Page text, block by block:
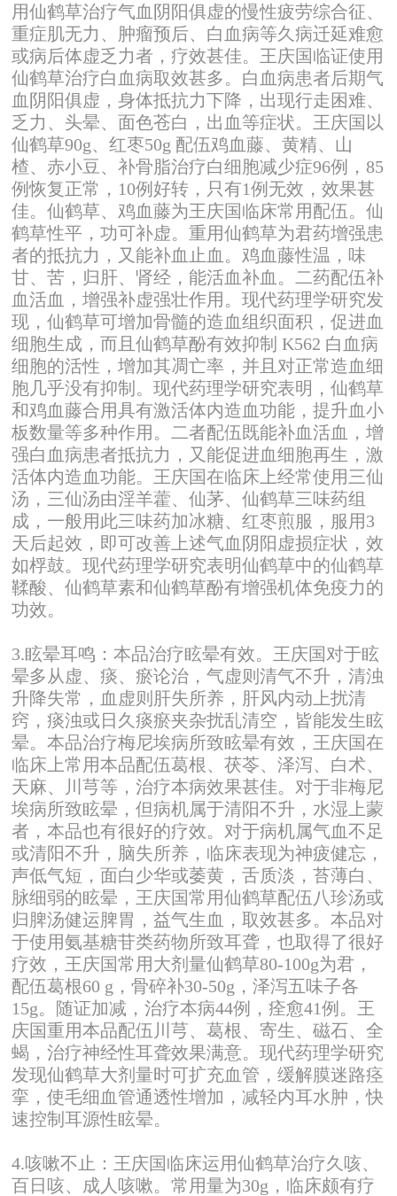
用仙鹤草治疗气血阴阳俱虚的慢性疲劳综合征、
重症肌无力、肿瘤预后、白血病等久病迁延难愈
或病后体虚乏力者，疗效甚佳。王庆国临证使用
仙鹤草治疗白血病取效甚多。白血病患者后期气
血阴阳俱虚，身体抵抗力下降，出现行走困难、
乏力、头晕、面色苍白，出血等症状。王庆国以
仙鹤草90g、红枣50g 配伍鸡血藤、黄精、山
楂、赤小豆、补骨脂治疗白细胞减少症96例，85
例恢复正常，10例好转，只有1例无效，效果甚
佳。仙鹤草、鸡血藤为王庆国临床常用配伍。仙
鹤草性平，功可补虚。重用仙鹤草为君药增强患
者的抵抗力，又能补血止血。鸡血藤性温，味
甘、苦，归肝、肾经，能活血补血。二药配伍补
血活血，增强补虚强壮作用。现代药理学研究发
现，仙鹤草可增加骨髓的造血组织面积，促进血
细胞生成，而且仙鹤草酚有效抑制 K562 白血病
细胞的活性，增加其凋亡率，并且对正常造血细
胞几乎没有抑制。现代药理学研究表明，仙鹤草
和鸡血藤合用具有激活体内造血功能，提升血小
板数量等多种作用。二者配伍既能补血活血，增
强白血病患者抵抗力，又能促进血细胞再生，激
活体内造血功能。王庆国在临床上经常使用三仙
汤，三仙汤由淫羊藿、仙茅、仙鹤草三味药组
成，一般用此三味药加冰糖、红枣煎服，服用3
天后起效，即可改善上述气血阴阳虚损症状，效
如桴鼓。现代药理学研究表明仙鹤草中的仙鹤草
鞣酸、仙鹤草素和仙鹤草酚有增强机体免疫力的
功效。
3.眩晕耳鸣：本品治疗眩晕有效。王庆国对于眩
晕多从虚、痰、瘀论治，气虚则清气不升，清浊
升降失常，血虚则肝失所养，肝风内动上扰清
窍，痰浊或日久痰瘀夹杂扰乱清空，皆能发生眩
晕。本品治疗梅尼埃病所致眩晕有效，王庆国在
临床上常用本品配伍葛根、茯苓、泽泻、白术、
天麻、川芎等，治疗本病效果甚佳。对于非梅尼
埃病所致眩晕，但病机属于清阳不升，水湿上蒙
者，本品也有很好的疗效。对于病机属气血不足
或清阳不升，脑失所养，临床表现为神疲健忘，
声低气短，面白少华或萎黄，舌质淡，苔薄白、
脉细弱的眩晕，王庆国常用仙鹤草配伍八珍汤或
归脾汤健运脾胃，益气生血，取效甚多。本品对
于使用氨基糖苷类药物所致耳聋，也取得了很好
疗效，王庆国常用大剂量仙鹤草80-100g为君，
配伍葛根60 g，骨碎补30-50g，泽泻五味子各
15g。随证加减，治疗本病44例，痊愈41例。王
庆国重用本品配伍川芎、葛根、寄生、磁石、全
蝎，治疗神经性耳聋效果满意。现代药理学研究
发现仙鹤草大剂量时可扩充血管，缓解膜迷路痉
挛，使毛细血管通透性增加，减轻内耳水肿，快
速控制耳源性眩晕。
4.咳嗽不止：王庆国临床运用仙鹤草治疗久咳、
百日咳、成人咳嗽。常用量为30g，临床颇有疗